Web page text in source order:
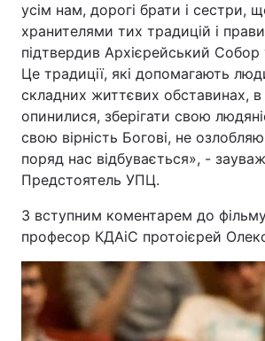
усім нам, дорогі брати і сестри,
хранителями тих традицій і
підтвердив Архієрейський Собор
Це традиції, які допомагають
складних життєвих обставинах,
опинилися, зберігати свою
свою вірність Богові, не
поряд нас відбувається», -
Предстоятель УПЦ.
З вступним коментарем до
професор КДАіС протоієрей